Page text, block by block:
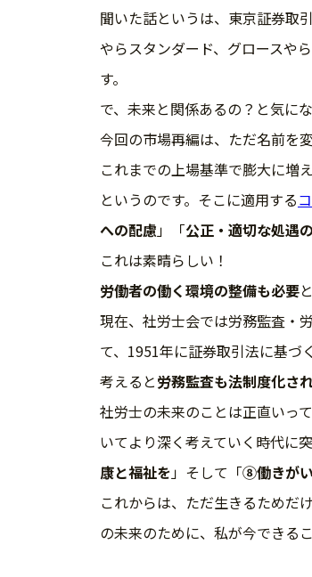
聞いた話というは、東京証券取
やらスタンダード、グロースや
す。
で、未来と関係あるの？と気に
今回の市場再編は、ただ名前を
これまでの上場基準で膨大に増
というのです。そこに適用する
への配慮」「公正・適切な処遇
これは素晴らしい！
労働者の働く環境の整備も必要
現在、社労士会では労務監査・
て、1951年に証券取引法に基づ
考えると労務監査も法制度化さ
社労士の未来のことは正直いっ
いてより深く考えていく時代に
康と福祉を」そして「⑧働きが
これからは、ただ生きるためだ
の未来のために、私が今できる